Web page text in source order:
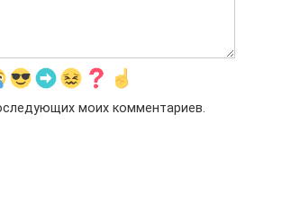
моих комментариев.